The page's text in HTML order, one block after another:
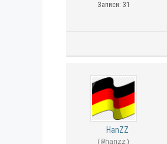
Записи: 31
HanZZ
(@hanzz)